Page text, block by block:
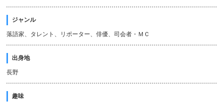
ジャンル
落語家、タレント、リポーター、俳優、司会者・ＭＣ
出身地
長野
趣味